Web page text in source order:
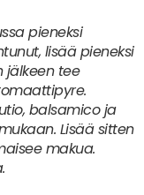
pieneksi
lisää pieneksi
jälkeen tee
balsamico ja
Lisää sitten
makua.